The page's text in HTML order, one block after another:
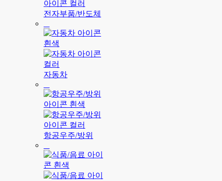
전자부품/반도체
자동차
항공우주/방위